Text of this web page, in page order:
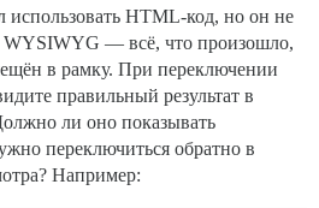
использовать HTML-код, но он не
— всё, что произошло,
в рамку. При переключении
правильный результат в
ли оно показывать
переключиться обратно в
Например: